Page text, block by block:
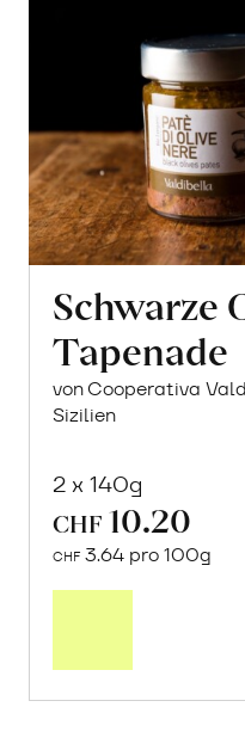
Schwarze
Tapenade
von Cooperativa
Sizilien
2 x 140g
CHF 10.20
CHF 3.64 pro 100g